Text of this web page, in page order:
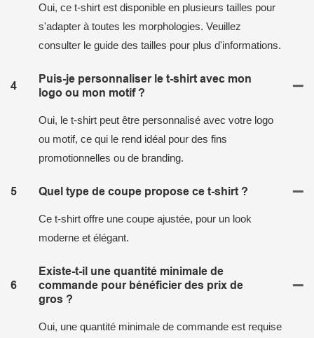
Oui, ce t-shirt est disponible en plusieurs tailles pour
s'adapter à toutes les morphologies. Veuillez
consulter le guide des tailles pour plus d'informations.
4
Puis-je personnaliser le t-shirt avec mon
logo ou mon motif ?
Oui, le t-shirt peut être personnalisé avec votre logo
ou motif, ce qui le rend idéal pour des fins
promotionnelles ou de branding.
5 Quel type de coupe propose ce t-shirt ?
Ce t-shirt offre une coupe ajustée, pour un look
moderne et élégant.
6
Existe-t-il une quantité minimale de
commande pour bénéficier des prix de
gros ?
Oui, une quantité minimale de commande est requise